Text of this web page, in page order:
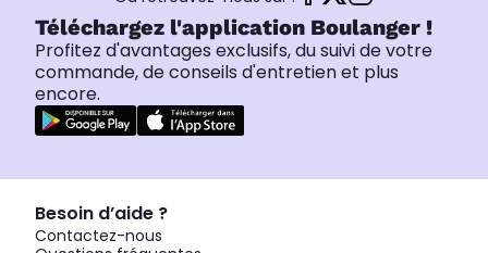
Téléchargez l'application Boulanger !
Profitez d'avantages exclusifs, du suivi de votre
commande, de conseils d'entretien et plus
encore.
Besoin d’aide ?
Contactez-nous